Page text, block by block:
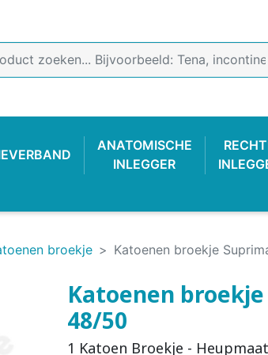
ANATOMISCHE
INLEGGER
FIXATIEBROEKJE
ONDERZOEKSHANDSCHOEN
PLASTIC BROEKJE
broekje Katoenen broekje
Katoenen
48/50
1 Katoen Broekje -